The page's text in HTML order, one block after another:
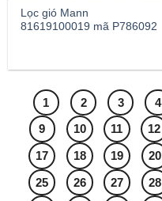
Lọc gió Mann
81619100019 mã P786092
1 2 3 4
9
10 11 12
17
18 19 20
25
26 27 28